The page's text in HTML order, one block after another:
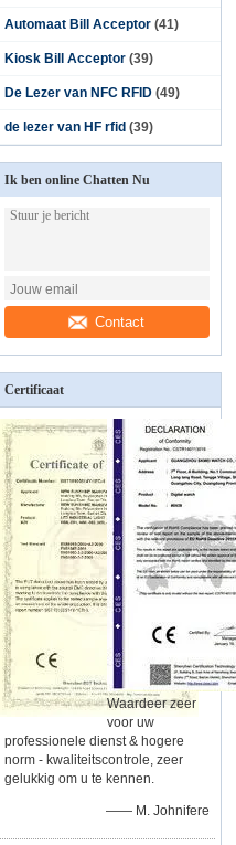
Automaat Bill Acceptor (41)
Kiosk Bill Acceptor (39)
De Lezer van NFC RFID (49)
de lezer van HF rfid (39)
Ik ben online Chatten Nu
Contact
Certificaat
Waardeer zeer
voor uw
professionele dienst & hogere
norm - kwaliteitscontrole, zeer
gelukkig om u te kennen.
—— M. Johnifere